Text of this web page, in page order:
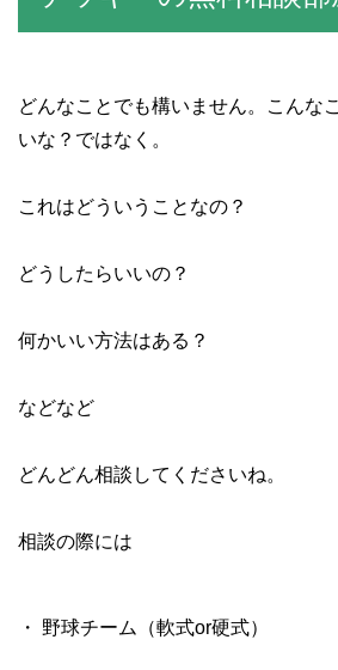
どんなことでも構いません。こんな
いな？ではなく。
これはどういうことなの？
どうしたらいいの？
何かいい方法はある？
などなど
どんどん相談してくださいね。
相談の際には
・ 野球チーム（軟式or硬式）